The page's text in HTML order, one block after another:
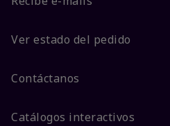
Ver estado del pedido
Contáctanos
Catálogos interactivos